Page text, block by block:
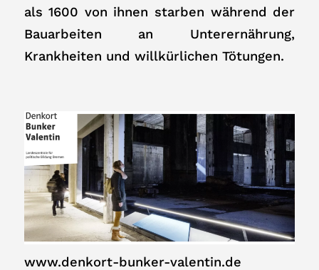
als 1600 von ihnen starben während der
Bauarbeiten an Unterernährung,
Krankheiten und willkürlichen Tötungen.
www.denkort-bunker-valentin.de